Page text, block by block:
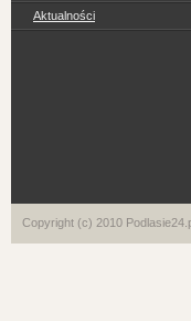
Aktualności
Copyright (c) 2010